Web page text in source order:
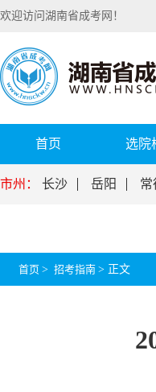
欢迎访问湖南省成考网！
首页 选院
市州： 长沙 岳阳 常
首页 > 招考指南 > 正文